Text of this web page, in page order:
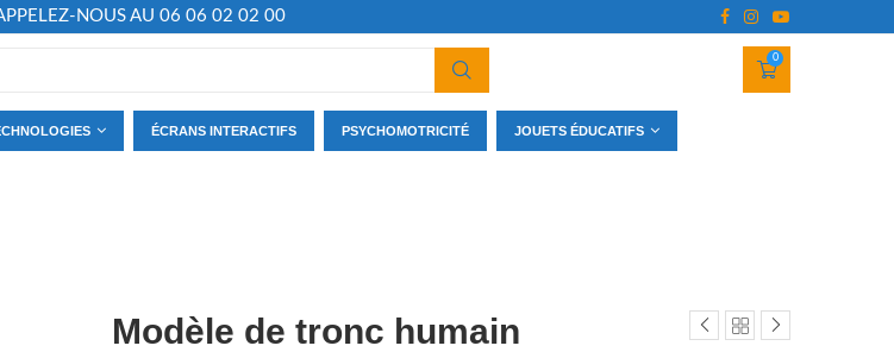
NOUS AU 06 06 02 02 00
0
ÉCRANS INTERACTIFS PSYCHOMOTRICITÉ JOUETS ÉDUCATIFS
Modèle de tronc humain